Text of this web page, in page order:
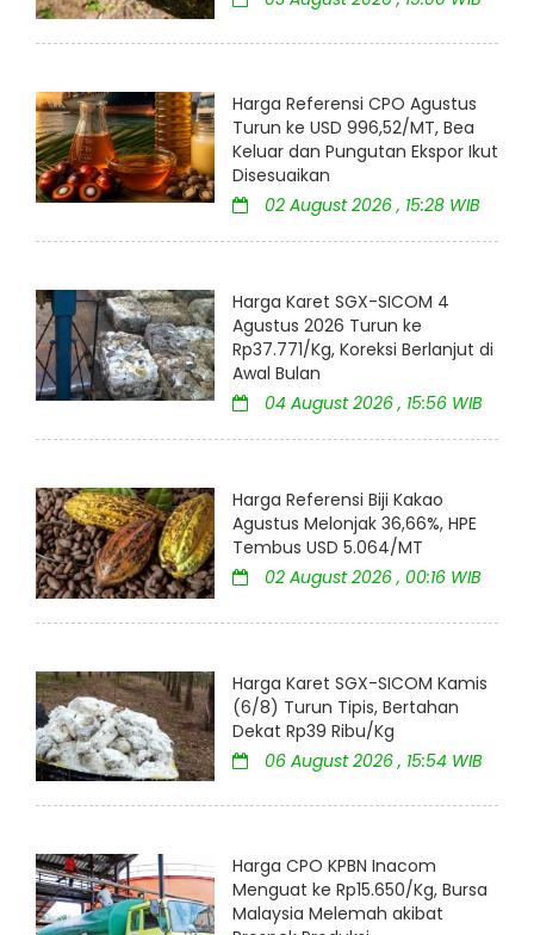
Harga Referensi CPO Agustus
Turun ke USD 996,52/MT, Bea
Keluar dan Pungutan Ekspor Ikut
Disesuaikan
02 August 2026 , 15:28 WIB
Harga Karet SGX-SICOM 4
Agustus 2026 Turun ke
Rp37.771/Kg, Koreksi Berlanjut di
Awal Bulan
04 August 2026 , 15:56 WIB
Harga Referensi Biji Kakao
Agustus Melonjak 36,66%, HPE
Tembus USD 5.064/MT
02 August 2026 , 00:16 WIB
Harga Karet SGX-SICOM Kamis
(6/8) Turun Tipis, Bertahan
Dekat Rp39 Ribu/Kg
06 August 2026 , 15:54 WIB
Harga CPO KPBN Inacom
Menguat ke Rp15.650/Kg, Bursa
Malaysia Melemah akibat